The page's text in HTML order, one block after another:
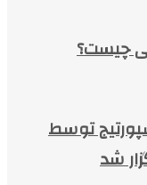
چیست؟
توسط
شد